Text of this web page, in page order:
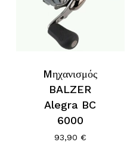
Mηχανισμός
BALZER
Alegra BC
6000
93,90 €